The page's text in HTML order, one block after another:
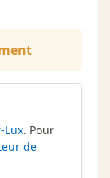
Lux. Pour
de